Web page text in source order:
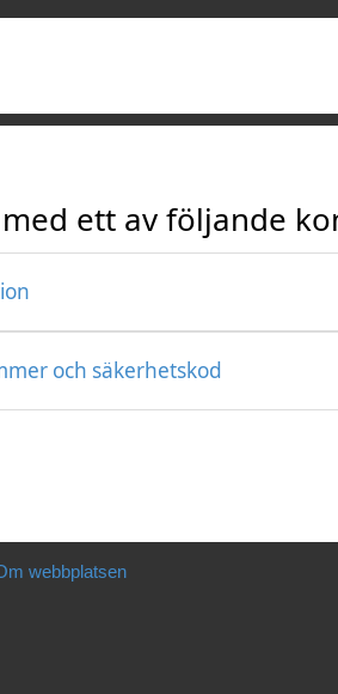
ett av följande
och säkerhetskod
webbplatsen